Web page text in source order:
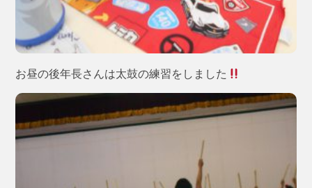
お昼の後年長さんは太鼓の練習をしました